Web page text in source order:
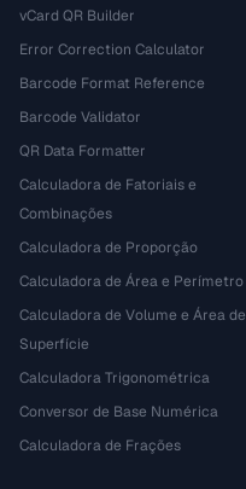
vCard QR Builder
Error Correction Calculator
Barcode Format Reference
Barcode Validator
QR Data Formatter
Calculadora de Fatoriais e
Combinações
Calculadora de Proporção
Calculadora de Área e Perímetro
Calculadora de Volume e Área de
Superfície
Calculadora Trigonométrica
Conversor de Base Numérica
Calculadora de Frações